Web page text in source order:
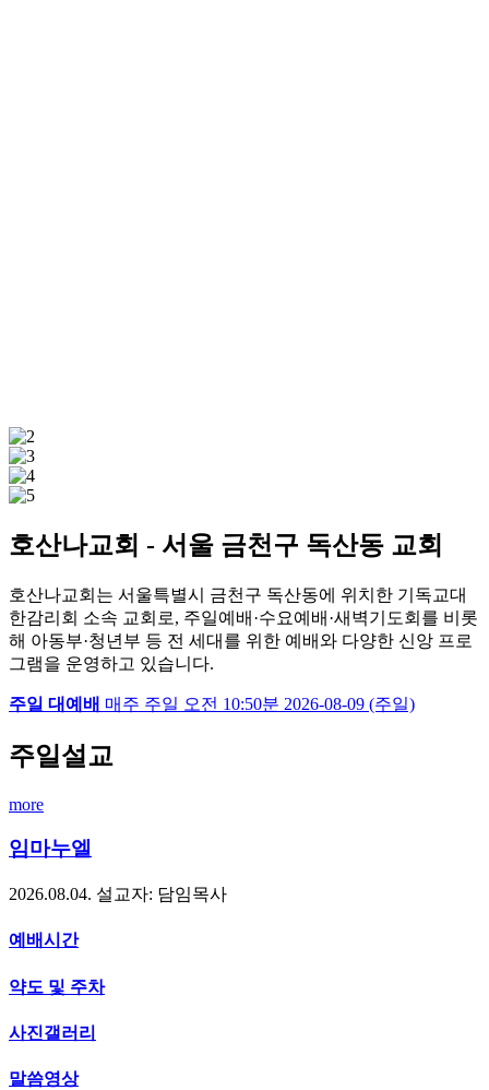
호산나교회 - 서울 금천구 독산동 교회
호산나교회는 서울특별시 금천구 독산동에 위치한 기독교대
한감리회 소속 교회로, 주일예배·수요예배·새벽기도회를 비롯
해 아동부·청년부 등 전 세대를 위한 예배와 다양한 신앙 프로
그램을 운영하고 있습니다.
주일 대예배 매주 주일 오전 10:50분 2026-08-09 (주일)
주일설교
more
임마누엘
2026.08.04. 설교자: 담임목사
예배시간
약도 및 주차
사진갤러리
말씀영상